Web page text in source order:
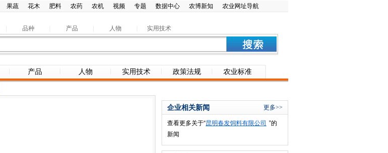
果蔬 花木 肥料 农药 农机 视频 专题 数据中心 农博新知 农业网址导航
品种 产品 人物 实用技术
产品 人物 实用技术 政策法规 农业标准
企业相关新闻 更多>>
查看更多关于“昆明春发饲料有限公司 ”的
新闻